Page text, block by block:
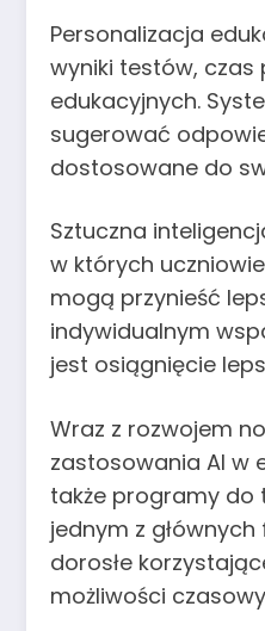
Personalizacja
wyniki testów,
edukacyjnych.
sugerować
dostosowane do
Sztuczna
w których
mogą przynieść
indywidualnym
jest osiągnięcie
Wraz z rozwojem
zastosowania AI w
także programy do
jednym z
dorosłe
możliwości